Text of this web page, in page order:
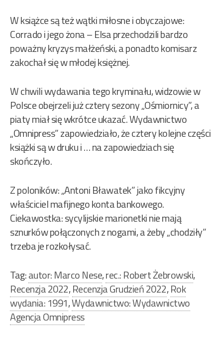
W książce są też wątki miłosne i obyczajowe:
Corrado i jego żona – Elsa przechodzili bardzo
poważny kryzys małżeński, a ponadto komisarz
zakochał się w młodej księżnej.
W chwili wydawania tego kryminału, widzowie w
Polsce obejrzeli już cztery sezony „Ośmiornicy”, a
piaty miał się wkrótce ukazać. Wydawnictwo
„Omnipress” zapowiedziało, że cztery kolejne części
książki są w druku i … na zapowiedziach się
skończyło.
Z poloników: „Antoni Bławatek” jako fikcyjny
właściciel mafijnego konta bankowego.
Ciekawostka: sycylijskie marionetki nie mają
sznurków połączonych z nogami, a żeby „chodziły”
trzeba je rozkołysać.
Tag:autor: Marco Nese,rec.: Robert Żebrowski,
Recenzja 2022,Recenzja Grudzień 2022,Rok
wydania: 1991,Wydawnictwo: Wydawnictwo
Agencja Omnipress